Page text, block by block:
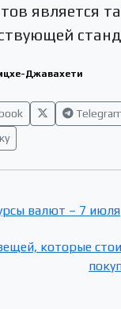
является
Джавахети
валют – 7 июля
которые